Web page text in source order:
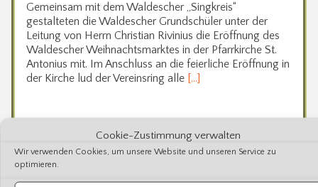
Cookie-Zustimmung verwalten
Wir verwenden Cookies, um unsere Website und unseren Service zu
optimieren.
Gemeinsam mit dem Waldescher „Singkreis“
gestalteten die Waldescher Grundschüler unter der
Leitung von Herrn Christian Rivinius die Eröffnung des
Waldescher Weihnachtsmarktes in der Pfarrkirche St.
Antonius mit. Im Anschluss an die feierliche Eröffnung in
der Kirche lud der Vereinsring alle […]